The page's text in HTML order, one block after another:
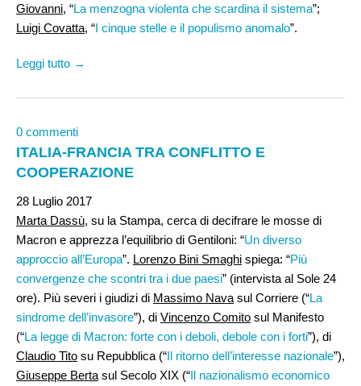
Giovanni, “La menzogna violenta che scardina il sistema”;
Luigi Covatta, “I cinque stelle e il populismo anomalo”.
Leggi tutto →
0 commenti
ITALIA-FRANCIA TRA CONFLITTO E
COOPERAZIONE
28 Luglio 2017
Marta Dassù, su la Stampa, cerca di decifrare le mosse di
Macron e apprezza l’equilibrio di Gentiloni: “Un diverso
approccio all’Europa”. Lorenzo Bini Smaghi spiega: “Più
convergenze che scontri tra i due paesi” (intervista al Sole 24
ore). Più severi i giudizi di Massimo Nava sul Corriere (“La
sindrome dell’invasore”), di Vincenzo Comito sul Manifesto
(“La legge di Macron: forte con i deboli, debole con i forti”), di
Claudio Tito su Repubblica (“Il ritorno dell’interesse nazionale”),
Giuseppe Berta sul Secolo XIX (“Il nazionalismo economico